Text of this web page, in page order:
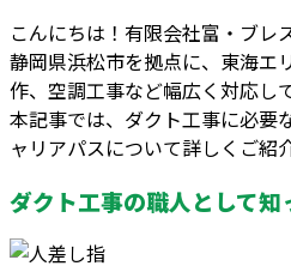
こんにちは！有限会社富・ブレ
静岡県浜松市を拠点に、東海エ
作、空調工事など幅広く対応し
本記事では、ダクト工事に必要
ャリアパスについて詳しくご紹
ダクト工事の職人として知